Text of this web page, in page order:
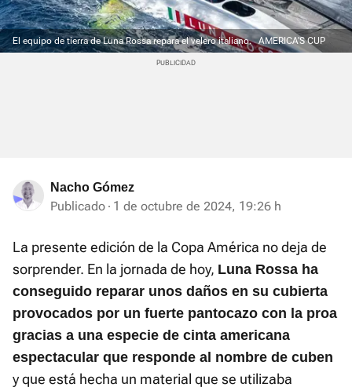
El equipo de tierra de Luna Rossa repara el velero italiano. AMERICA'S CUP
Nacho Gómez
Publicado 1 de octubre de 2024, 19:26 h
La presente edición de la Copa América no deja de
sorprender. En la jornada de hoy, Luna Rossa ha
conseguido reparar unos daños en su cubierta
provocados por un fuerte pantocazo con la proa
gracias a una especie de cinta americana
espectacular que responde al nombre de cuben
y que está hecha un material que se utilizaba